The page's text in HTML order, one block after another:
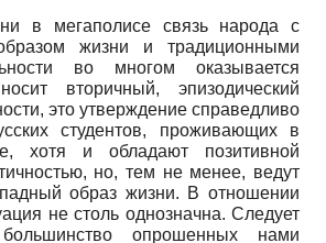
в мегаполисе связь народа с
жизни и традиционными
во многом оказывается
вторичный, эпизодический
это утверждение справедливо
студентов, проживающих в
хотя и обладают позитивной
но, тем не менее, ведут
образ жизни. В отношении
не столь однозначна. Следует
опрошенных нами